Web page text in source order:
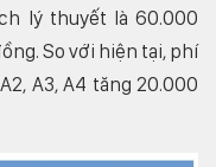
lý thuyết là 60.000
So với hiện tại, phí
A3, A4 tăng 20.000